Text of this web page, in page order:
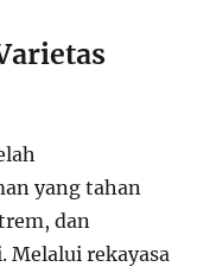
yang tahan
dan
rekayasa